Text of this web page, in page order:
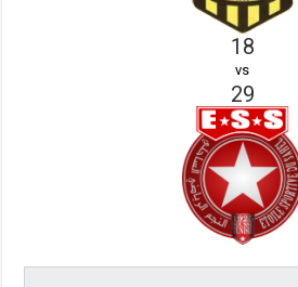
18
vs
29